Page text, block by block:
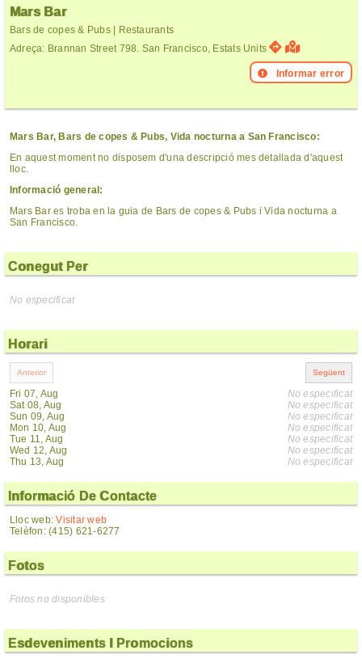
Mars Bar
Bars de copes & Pubs | Restaurants
Adreça: Brannan Street 798. San Francisco, Estats Units
Informar error
Mars Bar, Bars de copes & Pubs, Vida nocturna a San Francisco:
En aquest moment no disposem d'una descripció mes detallada d'aquest
lloc.
Informació general:
Mars Bar es troba en la guia de Bars de copes & Pubs i Vida nocturna a
San Francisco.
Conegut Per
No especificat
Horari
Fri 07, Aug
Sat 08, Aug
Sun 09, Aug
Mon 10, Aug
Tue 11, Aug
Wed 12, Aug
Thu 13, Aug
No especificat
No especificat
No especificat
No especificat
No especificat
No especificat
No especificat
Informació De Contacte
Lloc web:Visitar web
Telèfon: (415) 621-6277
Fotos
Fotos no disponibles
Esdeveniments I Promocions